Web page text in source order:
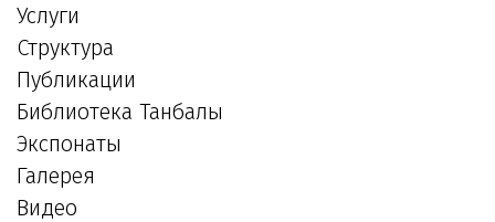
Услуги
Структура
Публикации
Библиотека Танбалы
Экспонаты
Галерея
Видео